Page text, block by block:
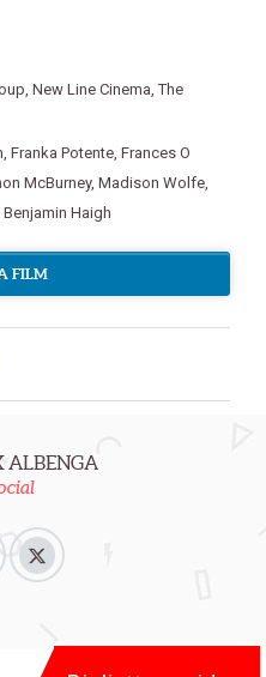
New Line Cinema ,The
Franka Potente Frances O
McBurney, Madison Wolfe
Benjamin Haigh
FILM
ALBENGA